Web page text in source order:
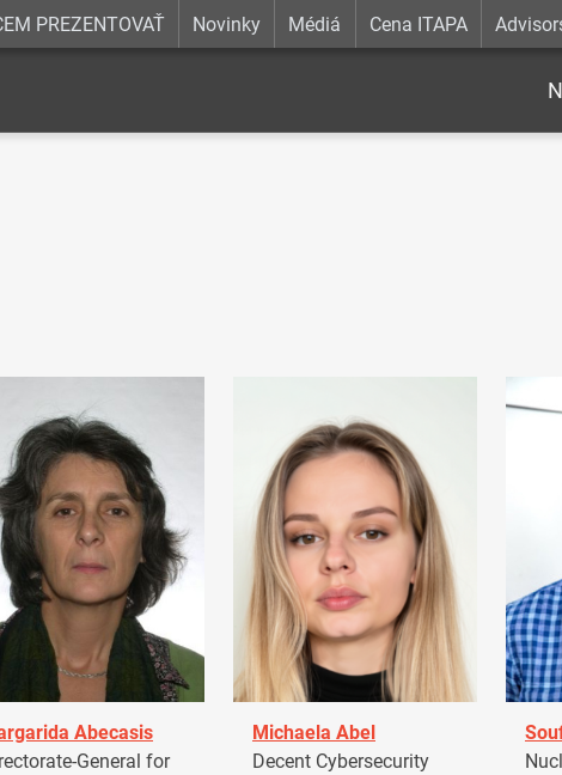
PREZENTOVAŤ Novinky Médiá Cena ITAPA
Abecasis
General for
Michaela Abel
Decent Cybersecurity